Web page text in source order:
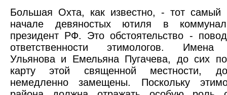
Большая Охта, как известно, - тот самый
начале девяностых ютиля в
президент РФ. Это обстоятельство -
ответственности этимологов. Имена
Ульянова и Емельяна Пугачева, до сих
карту этой священной местности,
немедленно замещены. Поскольку